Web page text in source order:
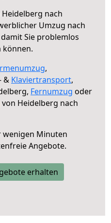
nach
Umzug nach
damit Sie problemlos
können.
,
& Klaviertransport,
Fernumzug oder
von Heidelberg nach
wenigen Minuten
Angebote.
erhalten